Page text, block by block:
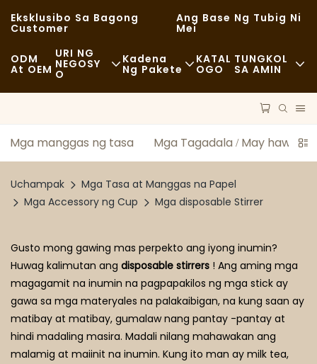
Eksklusibo Sa Bagong
Customer
Ang Base Ng Tubig Ni
Mei
ODM
At OEM
URI NG
NEGOSY
O
Mabilisang Pagkain
Magandang Kainan
Mga Cafe At Coffee Shop
Mga Food Truck
Panaderya
Mamantikang Kutsara
Mga Restoran Ng Multo
Kadena
Ng Pakete
Proseso
Teknolohiya
KATAL
OGO
TUNGKOL
SA AMIN
Mga Kaso
FAQS
Mga manggas ng tasa Mga Tagadala / May hawak
Uchampak
Mga Tasa at Manggas na Papel
Mga Accessory ng Cup
Mga disposable Stirrer
Gusto mong gawing mas perpekto ang iyong inumin?
Huwag kalimutan ang disposable stirrers ! Ang aming mga
magagamit na inumin na pagpapakilos ng mga stick ay
gawa sa mga materyales na palakaibigan, na kung saan ay
matibay at matibay, gumalaw nang pantay -pantay at
hindi madaling masira. Madali nilang mahawakan ang
malamig at maiinit na inumin. Kung ito man ay milk tea,